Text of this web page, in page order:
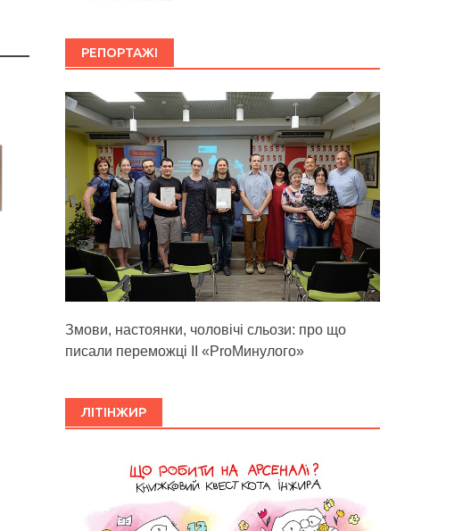
РЕПОРТАЖІ
Змови, настоянки, чоловічі сльози: про що
писали переможці ІІ «ProМинулого»
ЛІТІНЖИР